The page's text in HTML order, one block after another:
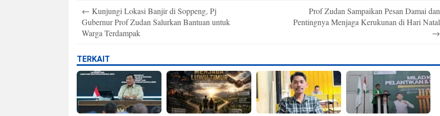
navigation
← Kunjungi Lokasi Banjir di Soppeng, Pj
Gubernur Prof Zudan Salurkan Bantuan untuk
Warga Terdampak
Prof Zudan Sampaikan Pesan Damai dan
Pentingnya Menjaga Kerukunan di Hari Natal
→
TERKAIT